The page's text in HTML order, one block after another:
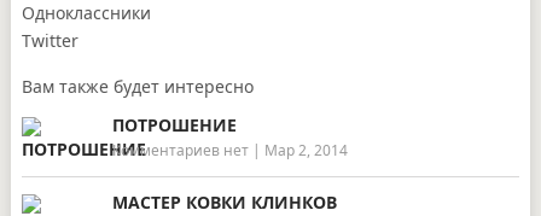
Одноклассники
Twitter
Вам также будет интересно
ПОТРОШЕНИЕ
Комментариев нет| Мар 2, 2014
МАСТЕР КОВКИ КЛИНКОВ